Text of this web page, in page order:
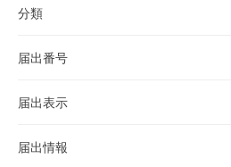
分類
届出番号
届出表示
テキンガレート（EGCG）、有胞子
届出情報